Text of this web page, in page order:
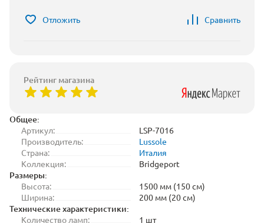
Общее:
Артикул:
LSP-7016
Производитель:
Lussole
Страна:
Италия
Коллекция:
Bridgeport
Размеры:
Высота:
1500 мм (150 см)
Ширина:
200 мм (20 см)
Технические характеристики:
Количество ламп:
1 шт
Отложить Сравнить
Рейтинг магазина